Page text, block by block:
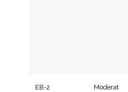
EB-2 Moderat